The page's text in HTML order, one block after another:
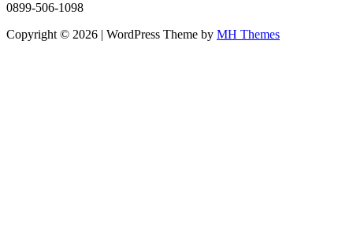
0899-506-1098
Copyright © 2026 | WordPress Theme by MH Themes